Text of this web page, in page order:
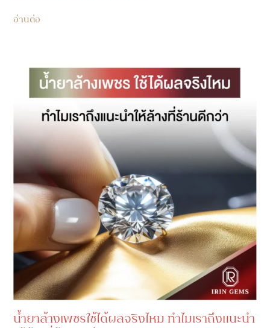
อ่านต่อ
น้ำยาล้างเพชรใช้ได้ผลจริงไหม ทำไมเราถึงแนะนำ